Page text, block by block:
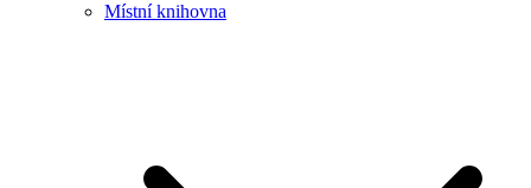
Místní knihovna